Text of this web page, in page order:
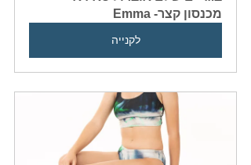
מכנסון קצר- Emma
לקנייה